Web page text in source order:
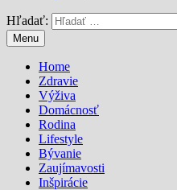
Hľadať:
Menu
Home
Zdravie
Výživa
Domácnosť
Rodina
Lifestyle
Bývanie
Zaujímavosti
Inšpirácie